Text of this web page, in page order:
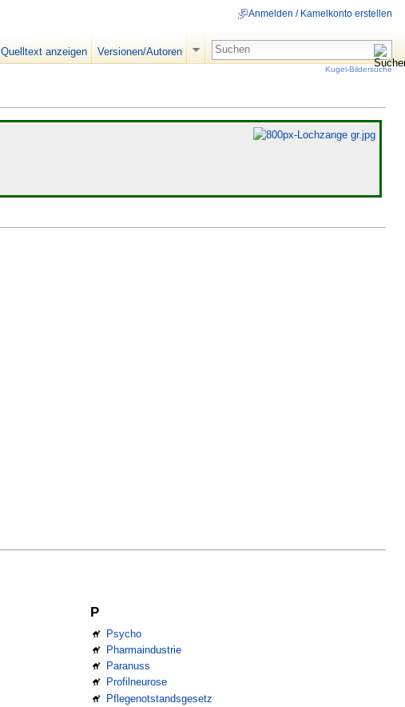
P
Psycho
Pharmaindustrie
Paranuss
Profilneurose
Pflegenotstandsgesetz
Anmelden / Kamelkonto erstellen
Quelltext anzeigen Versionen/Autoren
Kugel-Bildersuche